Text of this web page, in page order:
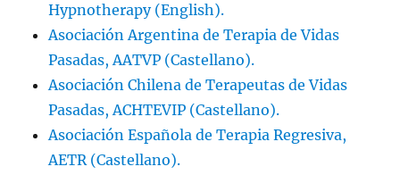
Hypnotherapy (English).
Asociación Argentina de Terapia de Vidas
Pasadas, AATVP (Castellano).
Asociación Chilena de Terapeutas de Vidas
Pasadas, ACHTEVIP (Castellano).
Asociación Española de Terapia Regresiva,
AETR (Castellano).